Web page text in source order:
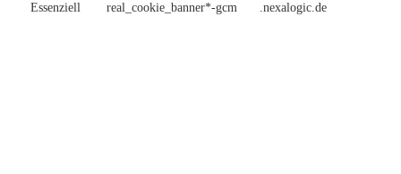
Essenziell real_cookie_banner*-gcm .nexalogic.de